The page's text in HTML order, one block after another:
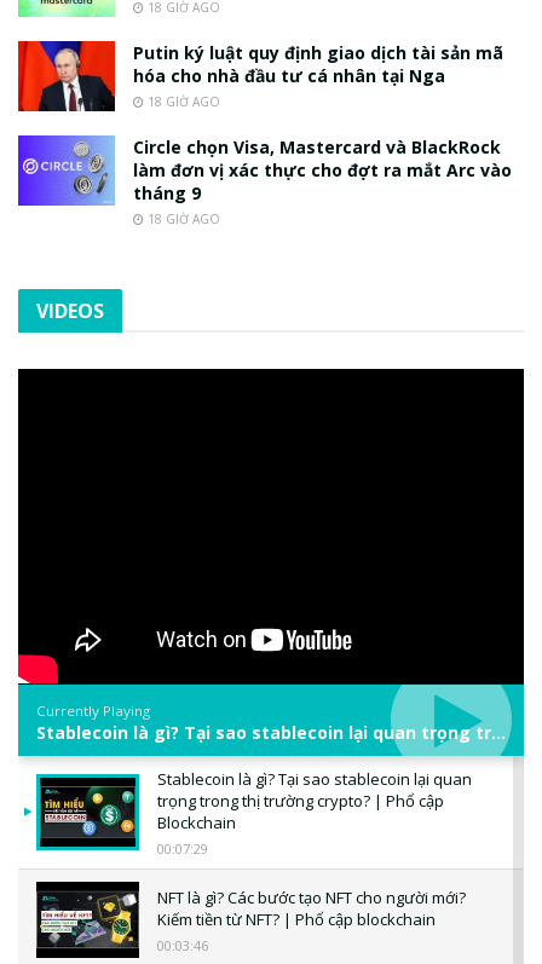
18 GIỜ AGO
Putin ký luật quy định giao dịch tài sản mã
hóa cho nhà đầu tư cá nhân tại Nga
18 GIỜ AGO
Circle chọn Visa, Mastercard và BlackRock
làm đơn vị xác thực cho đợt ra mắt Arc vào
tháng 9
18 GIỜ AGO
VIDEOS
Currently Playing
Stablecoin là gì? Tại sao stablecoin lại quan trọng trong thị trường crypto? | Phổ cập Blockchain
Stablecoin là gì? Tại sao stablecoin lại quan
trọng trong thị trường crypto? | Phổ cập
Blockchain
00:07:29
NFT là gì? Các bước tạo NFT cho người mới?
Kiếm tiền từ NFT? | Phổ cập blockchain
00:03:46